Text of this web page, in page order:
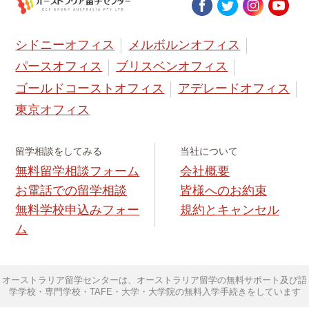
シドニーオフィス
メルボルンオフィス
パースオフィス
ブリスベンオフィス
ゴールドコーストオフィス
アデレードオフィス
東京オフィス
留学相談をしてみる
無料留学相談フォーム
お電話での留学相談
無料学校申込みフォー
ム
当社について
会社概要
皆様へのお約束
規約とキャンセル
オーストラリア留学センターは、オーストラリア留学の無料サポート及び語
学学校・専門学校・TAFE・大学・大学院の無料入学手続きをしています